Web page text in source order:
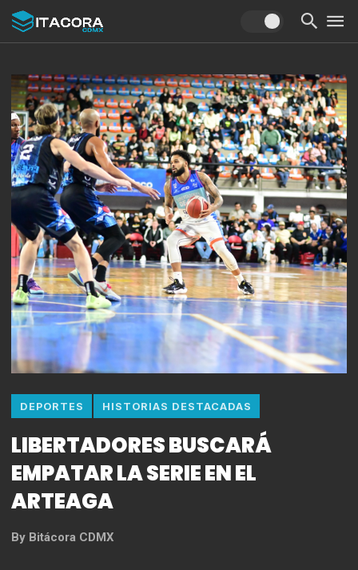
DEPORTES HISTORIAS DESTACADAS
LIBERTADORES BUSCARÁ
EMPATAR LA SERIE EN EL
ARTEAGA
By Bitácora CDMX